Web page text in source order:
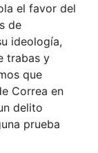
el favor del
de
ideología,
trabas y
que
Correa en
delito
prueba